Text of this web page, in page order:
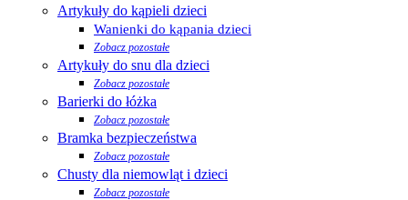
Artykuły do kąpieli dzieci
Wanienki do kąpania dzieci
Zobacz pozostałe
Artykuły do snu dla dzieci
Zobacz pozostałe
Barierki do łóżka
Zobacz pozostałe
Bramka bezpieczeństwa
Zobacz pozostałe
Chusty dla niemowląt i dzieci
Zobacz pozostałe